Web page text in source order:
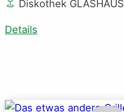
Diskothek GLASHAUS
Details